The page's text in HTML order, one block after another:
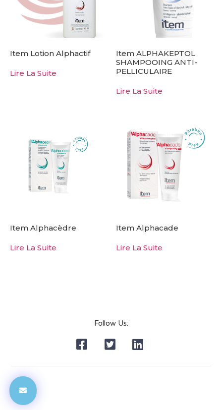
Item Lotion Alphactif
Lire La Suite
Item ALPHAKEPTOL
SHAMPOOING ANTI-
PELLICULAIRE
Lire La Suite
Item Alphacèdre
Lire La Suite
Item Alphacade
Lire La Suite
Follow Us: